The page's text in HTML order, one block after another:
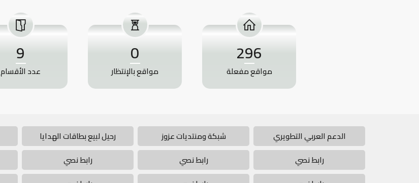
296
مواقع مفعلة
0
مواقع بالإنتظار
9
عدد الأقسام
الدعم العربي التطويري شبكة ومنتديات عزوز رحيل لبيع بطاقات الهدايا
رابط نصي
رابط نصي رابط نصي